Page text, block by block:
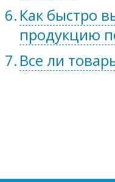
Как быстро
продукцию
Все ли